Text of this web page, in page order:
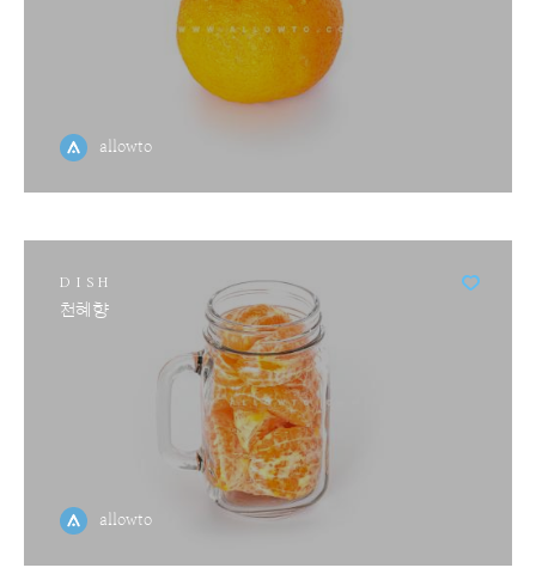
allowto
DISH
천혜향
allowto